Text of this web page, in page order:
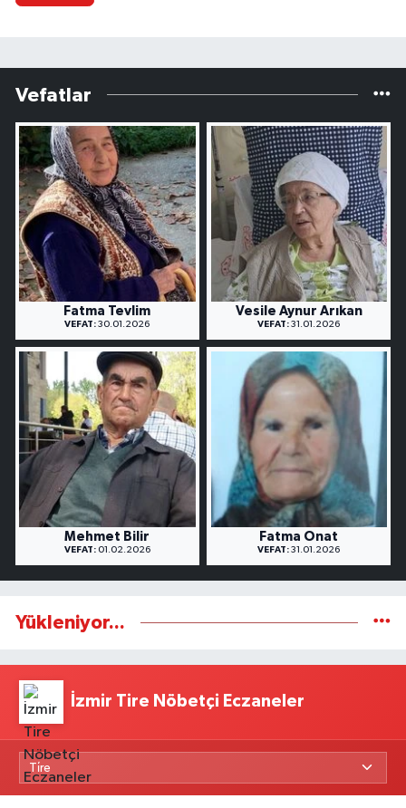
Vefatlar
Fatma Tevlim
VEFAT: 30.01.2026
Vesile Aynur Arıkan
VEFAT: 31.01.2026
Mehmet Bilir
VEFAT:01.02.2026
Fatma Onat
VEFAT: 31.01.2026
Yükleniyor...
İzmir Tire Nöbetçi Eczaneler